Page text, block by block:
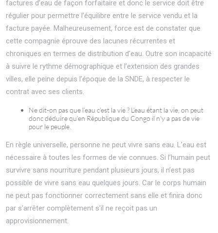
factures d’eau de façon forfaitaire et donc le service doit être
régulier pour permettre l’équilibre entre le service vendu et la
facture payée. Malheureusement, force est de constater que
cette compagnie éprouve des lacunes récurrentes et
chroniques en termes de distribution d’eau. Outre son incapacité
à suivre le rythme démographique et l’extension des grandes
villes, elle peine depuis l’époque de la SNDE, à respecter le
contrat avec ses clients.
Ne dit-on pas que l’eau c’est la vie ? L’eau étant la vie, on peut
donc déduire qu’en République du Congo il n’y a pas de vie
pour le peuple.
En règle universelle, personne ne peut vivre sans eau. L’eau est
nécessaire à toutes les formes de vie connues. Si l’humain peut
survivre sans nourriture pendant plusieurs jours, il n’est pas
possible de vivre sans eau quelques jours. Car le corps humain
ne peut pas fonctionner correctement sans elle et finira donc
par s’arrêter complètement s’il ne reçoit pas un
approvisionnement.